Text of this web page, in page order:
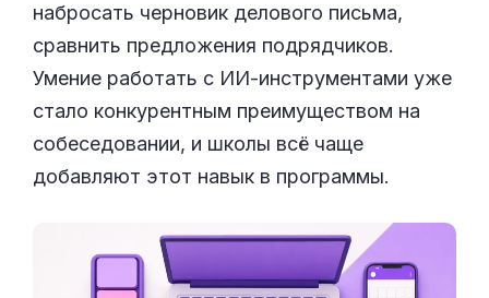
набросать черновик делового письма,
сравнить предложения подрядчиков.
Умение работать с ИИ-инструментами уже
стало конкурентным преимуществом на
собеседовании, и школы всё чаще
добавляют этот навык в программы.